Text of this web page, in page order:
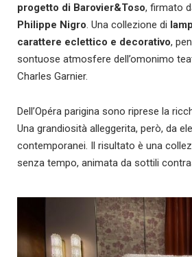
progetto di Barovier&Toso, firmato
Philippe Nigro. Una collezione di
carattere eclettico e decorativo,
sontuose atmosfere dell’omonimo
Charles Garnier.
Dell’Opéra parigina sono riprese la
Una grandiosità alleggerita, però, da
contemporanei. Il risultato è una
senza tempo, animata da sottili